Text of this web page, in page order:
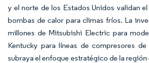
y el norte de los Estados Unidos validan
bombas de calor para climas fríos. La
millones de Mitsubishi Electric para
Kentucky para líneas de compresores
subraya el enfoque estratégico de la